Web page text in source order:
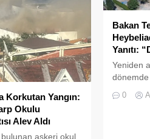
Korkutan Yangın:
Okulu
Alev Aldı
bulunan askeri okul
Bakan
Yanıtı:
Yeniden
dönemde
Okulu,
0